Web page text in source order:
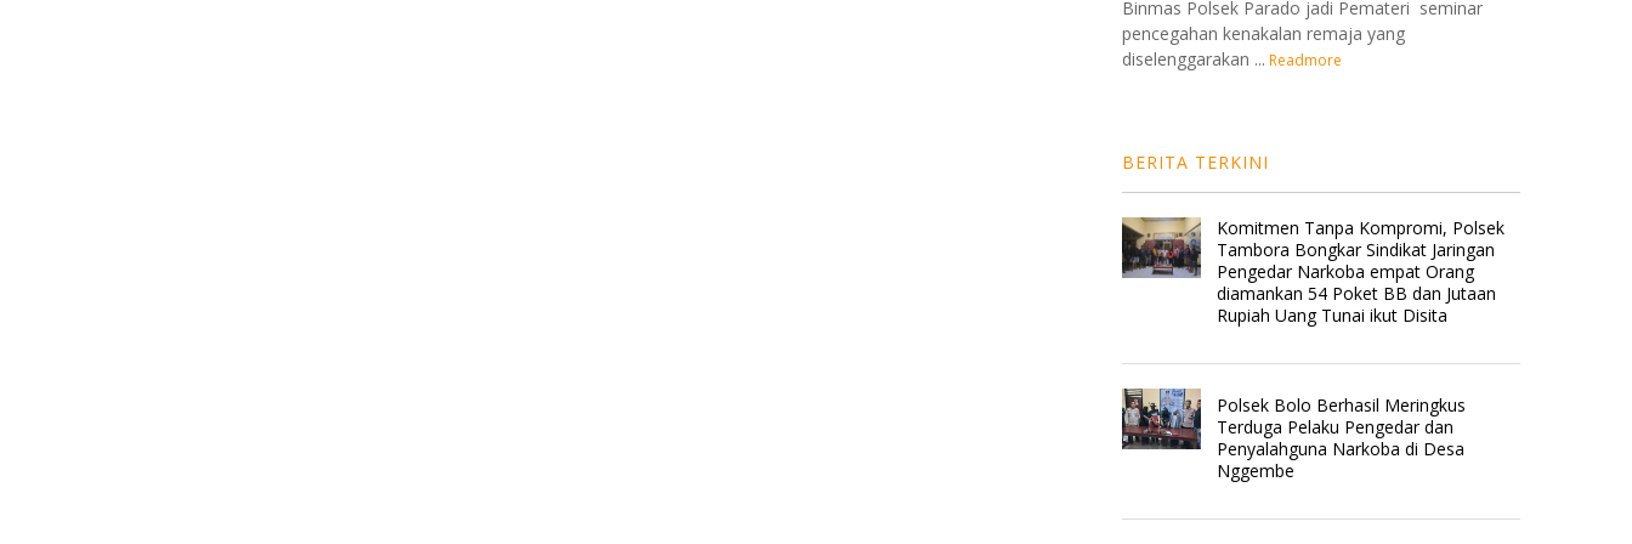
Binmas Polsek Parado jadi Pemateri seminar
pencegahan kenakalan remaja yang
diselenggarakan ... Readmore
BERITA TERKINI
Komitmen Tanpa Kompromi, Polsek
Tambora Bongkar Sindikat Jaringan
Pengedar Narkoba empat Orang
diamankan 54 Poket BB dan Jutaan
Rupiah Uang Tunai ikut Disita
Polsek Bolo Berhasil Meringkus
Terduga Pelaku Pengedar dan
Penyalahguna Narkoba di Desa
Nggembe